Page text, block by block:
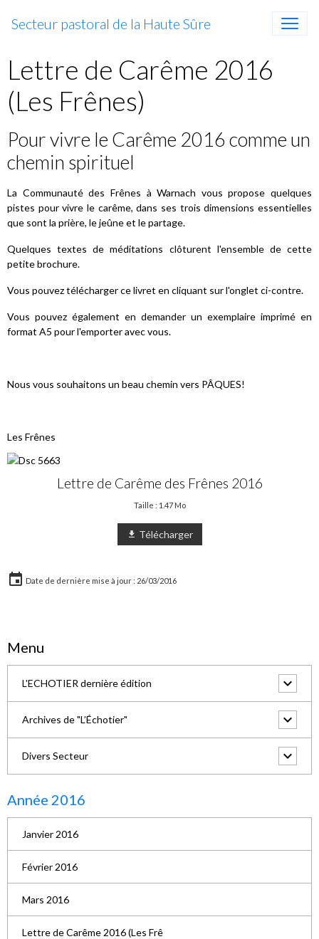
Secteur pastoral de la Haute Sûre
Lettre de Carême 2016
(Les Frênes)
Pour vivre le Carême 2016 comme un
chemin spirituel
La Communauté des Frênes à Warnach vous propose quelques
pistes pour vivre le carême, dans ses trois dimensions essentielles
que sont la prière, le jeûne et le partage.
Quelques textes de méditations clôturent l'ensemble de cette
petite brochure.
Vous pouvez télécharger ce livret en cliquant sur l'onglet ci-contre.
Vous pouvez également en demander un exemplaire imprimé en
format A5 pour l'emporter avec vous.
Nous vous souhaitons un beau chemin vers PÂQUES!
Les Frênes
Lettre de Carême des Frênes 2016
Taille : 1.47 Mo
Télécharger
Date de dernière mise à jour : 26/03/2016
Menu
L'ECHOTIER dernière édition
Archives de "L’Échotier"
Divers Secteur
Année 2016
Janvier 2016
Février 2016
Mars 2016
Lettre de Carême 2016 (Les Frê